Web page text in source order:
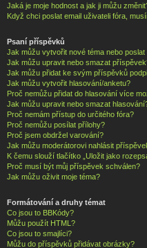
Jaká je moje hodnost a jak ji můžu
Když chci poslat email uživateli fóra,
Psaní příspěvků
Jak můžu vytvořit nové téma nebo
Jak můžu upravit nebo smazat
Jak můžu přidat ke svým příspěvků
Jak můžu vytvořit hlasování/anketu?
Proč nemůžu přidat do hlasování více
Jak můžu upravit nebo smazat
Proč nemám přístup do určitého fóra?
Proč nemůžu posílat přílohy?
Proč jsem obdržel varování?
Jak můžu moderátorovi nahlásit
K čemu slouží tlačítko „Uložit jako
Proč musí být můj příspěvek schválen?
Jak můžu oživit moje téma?
Formátování a druhy témat
Co jsou to BBKódy?
Můžu použít HTML?
Co jsou to smajlíci?
Můžu do příspěvků přidávat obrázky?